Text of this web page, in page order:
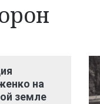
на
земле